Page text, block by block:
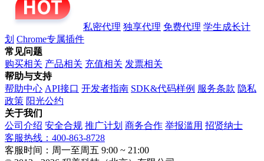
私密代理 独享代理 免费代理 学生成长计
划 Chrome专属插件
常见问题
购买相关 产品相关 充值相关 发票相关
帮助与支持
帮助中心 API接口 开发者指南 SDK&代码样例 服务条款 隐私
政策 阳光公约
关于我们
公司介绍 安全合规 推广计划 商务合作 举报滥用 招贤纳士
客服热线：400-863-8728
客服时间：周一至周五 9:00 ~ 21:00